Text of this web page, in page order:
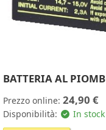
BATTERIA AL
Prezzo online: 24,90 €
Disponibilità: In stock